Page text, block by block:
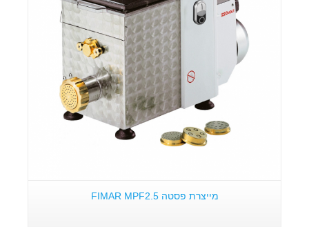
מייצרת פסטה FIMAR MPF2.5